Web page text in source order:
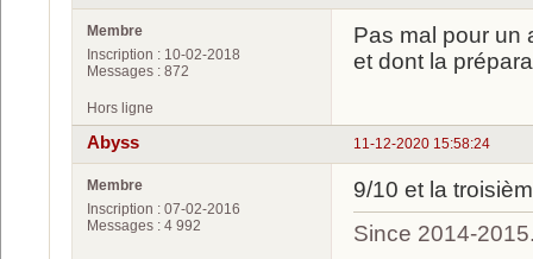
Membre
Inscription : 10-02-2018
Messages : 872
Pas mal pour un
et dont la
Hors ligne
11-12-2020 15:58:24
Abyss
Membre
Inscription : 07-02-2016
Messages : 4 992
9/10 et la
Since 2014-